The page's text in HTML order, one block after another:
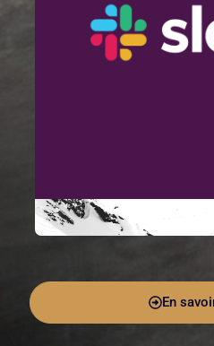
En